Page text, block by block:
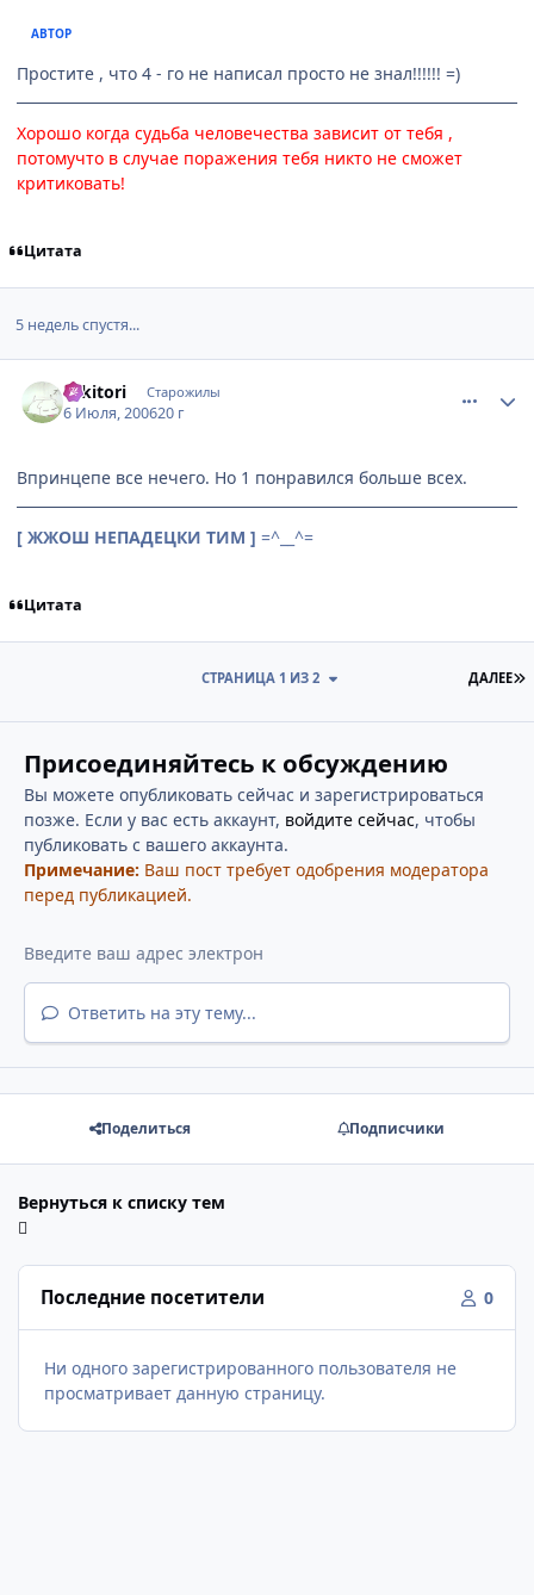
АВТОР
Простите , что 4 - го не написал просто не знал!!!!!! =)
Хорошо когда судьба человечества зависит от тебя ,
потомучто в случае поражения тебя никто не сможет
критиковать!
Цитата
5 недель спустя...
Takitori Старожилы
6 Июля, 200620 г
Впринцепе все нечего. Но 1 понравился больше всех.
[ ЖЖОШ НЕПАДЕЦКИ ТИМ ] =^__^=
Цитата
ДАЛЕЕ
СТРАНИЦА 1 ИЗ 2
Присоединяйтесь к обсуждению
Вы можете опубликовать сейчас и зарегистрироваться
позже. Если у вас есть аккаунт, войдите сейчас, чтобы
публиковать с вашего аккаунта.
Примечание: Ваш пост требует одобрения модератора
перед публикацией.
Ответить на эту тему...
Поделиться Подписчики
Вернуться к списку тем
Последние посетители 0
Ни одного зарегистрированного пользователя не
просматривает данную страницу.